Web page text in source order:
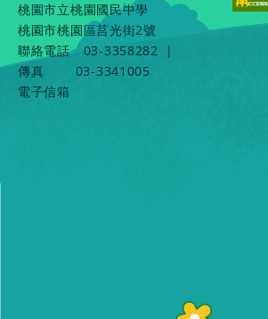
桃園市立桃園國民中學
桃園市桃園區莒光街2號
聯絡電話
03-3358282
|
傳真
03-3341005
電子信箱